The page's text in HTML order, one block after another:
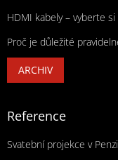
HDMI kabely – vyberte si
Proč je důležité
ARCHIV
Reference
Svatební projekce v